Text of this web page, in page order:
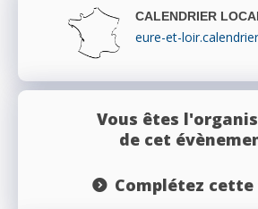
CALENDRIER
eure-et-
Vous êtes
de cet
Complétez cette